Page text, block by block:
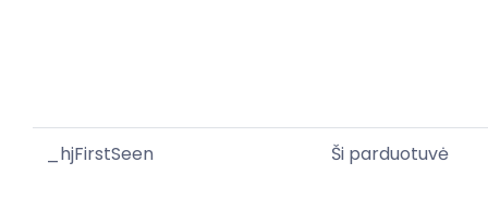
_hjFirstSeen Ši parduotuvė